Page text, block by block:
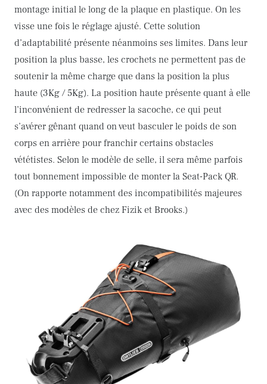
montage initial le long de la plaque en plastique. On les
visse une fois le réglage ajusté. Cette solution
d’adaptabilité présente néanmoins ses limites. Dans leur
position la plus basse, les crochets ne permettent pas de
soutenir la même charge que dans la position la plus
haute (3Kg / 5Kg). La position haute présente quant à elle
l’inconvénient de redresser la sacoche, ce qui peut
s’avérer gênant quand on veut basculer le poids de son
corps en arrière pour franchir certains obstacles
vététistes. Selon le modèle de selle, il sera même parfois
tout bonnement impossible de monter la Seat-Pack QR.
(On rapporte notamment des incompatibilités majeures
avec des modèles de chez Fizik et Brooks.)